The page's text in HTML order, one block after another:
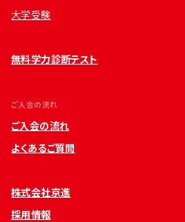
大学受験
無料学力診断テスト
ご入会の流れ
ご入会の流れ
よくあるご質問
株式会社京進
採用情報